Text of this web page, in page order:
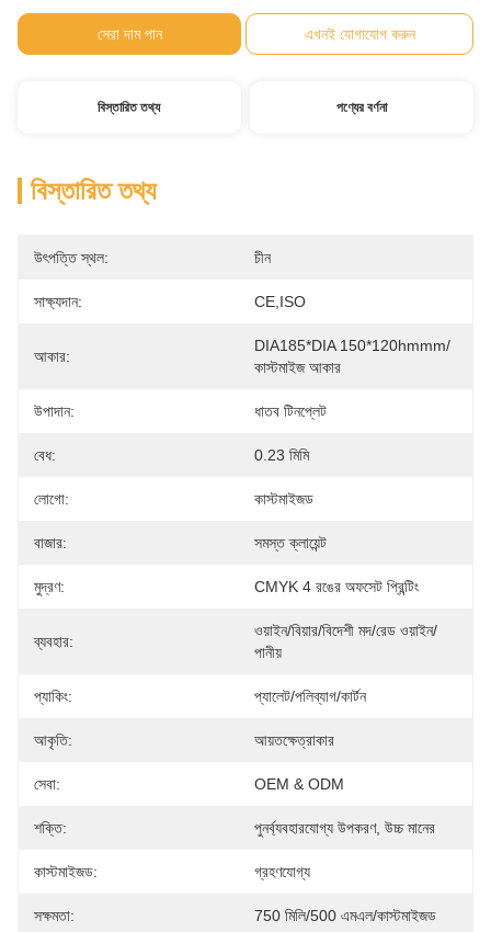
সেরা দাম পান এখনই যোগাযোগ করুন
বিস্তারিত তথ্য পণ্যের বর্ণনা
বিস্তারিত তথ্য
উৎপত্তি স্থল: চীন
সাক্ষ্যদান: CE,ISO
আকার:
DIA185*DIA 150*120hmmm/
কাস্টমাইজ আকার
উপাদান: ধাতব টিনপ্লেট
বেধ: 0.23 মিমি
লোগো: কাস্টমাইজড
বাজার: সমস্ত ক্লায়েন্ট
মুদ্রণ: CMYK 4 রঙের অফসেট প্রিন্টিং
ব্যবহার:
ওয়াইন/বিয়ার/বিদেশী মদ/রেড ওয়াইন/
পানীয়
প্যাকিং: প্যালেট/পলিব্যাগ/কার্টন
আকৃতি: আয়তক্ষেত্রাকার
সেবা: OEM & ODM
শক্তি: পুনর্ব্যবহারযোগ্য উপকরণ, উচ্চ মানের
কাস্টমাইজড: গ্রহণযোগ্য
সক্ষমতা: 750 মিলি/500 এমএল/কাস্টমাইজড